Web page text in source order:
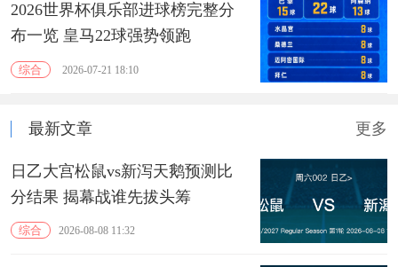
2026世界杯俱乐部进球榜完整分
布一览 皇马22球强势领跑
综合 2026-07-21 18:10
最新文章 更多
日乙大宫松鼠vs新泻天鹅预测比
分结果 揭幕战谁先拔头筹
综合 2026-08-08 11:32